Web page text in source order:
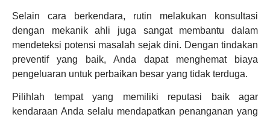
Selain cara berkendara, rutin melakukan konsultasi
dengan mekanik ahli juga sangat membantu dalam
mendeteksi potensi masalah sejak dini. Dengan tindakan
preventif yang baik, Anda dapat menghemat biaya
pengeluaran untuk perbaikan besar yang tidak terduga.
Pilihlah tempat yang memiliki reputasi baik agar
kendaraan Anda selalu mendapatkan penanganan yang